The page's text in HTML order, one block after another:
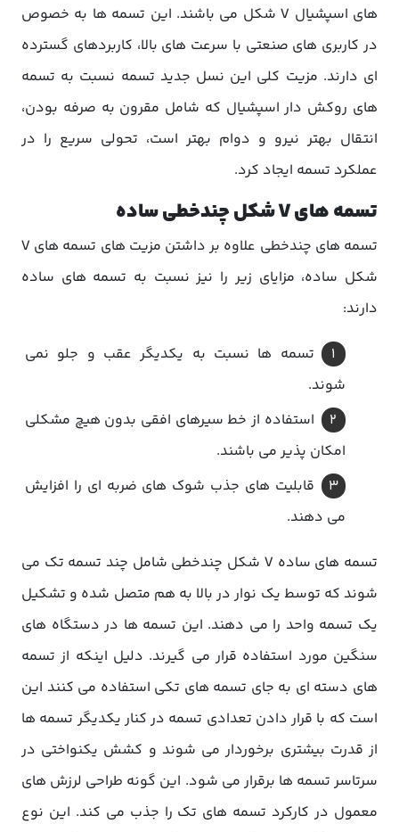
های اسپشیال V شکل می باشند. این تسمه ها به خصوص
در کاربری های صنعتی با سرعت های بالا، کاربردهای گسترده
ای دارند. مزیت کلی این نسل جدید تسمه نسبت به تسمه
های روکش دار اسپشیال که شامل مقرون به صرفه بودن،
انتقال بهتر نیرو و دوام بهتر است، تحولی سریع را در
عملکرد تسمه ایجاد کرد.
تسمه های V شکل چندخطی ساده
تسمه های چندخطی علاوه بر داشتن مزیت های تسمه های V
شکل ساده، مزایای زیر را نیز نسبت به تسمه های ساده
دارند:
تسمه ها نسبت به یکدیگر عقب و جلو نمی
شوند.
استفاده از خط سیرهای افقی بدون هیچ مشکلی
امکان پذیر می باشند.
قابلیت های جذب شوک های ضربه ای را افزایش
می دهند.
تسمه های ساده V شکل چندخطی شامل چند تسمه تک می
شوند که توسط یک نوار در بالا به هم متصل شده و تشکیل
یک تسمه واحد را می دهند. این تسمه ها در دستگاه های
سنگین مورد استفاده قرار می گیرند. دلیل اینکه از تسمه
های دسته ای به جای تسمه های تکی استفاده می کنند این
است که با قرار دادن تعدادی تسمه در کنار یکدیگر تسمه ها
از قدرت بیشتری برخوردار می شوند و کشش یکنواختی در
سرتاسر تسمه ها برقرار می شود. این گونه طراحی لرزش های
معمول در کارکرد تسمه های تک را جذب می کند. این نوع